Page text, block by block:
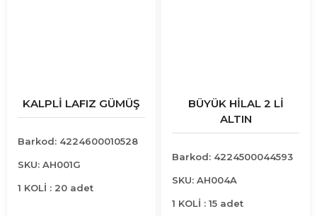
KALPLİ LAFIZ GÜMÜŞ
Barkod: 4224600010528
SKU: AH001G
1 KOLİ : 20 adet
BÜYÜK HİLAL 2 Lİ
ALTIN
Barkod: 4224500044593
SKU: AH004A
1 KOLİ : 15 adet